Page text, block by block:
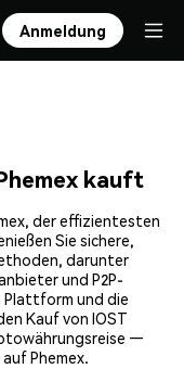
Anmeldung
kauft
der effizientesten
Sie sichere,
darunter
und P2P-
und die
Kauf von IOST
—
Phemex.